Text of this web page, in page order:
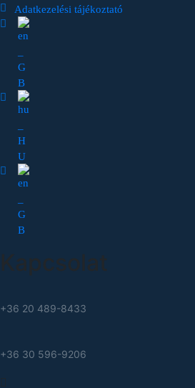
Adatkezelési tájékoztató
+36 20 489-8433
+36 30 596-9206